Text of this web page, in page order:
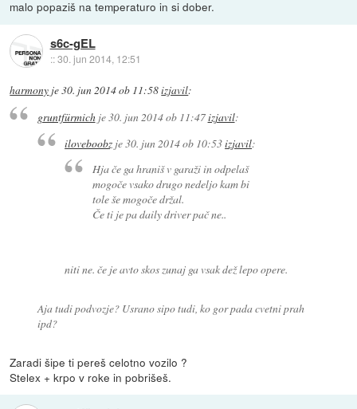
malo popaziš na temperaturo in si dober.
s6c-gEL
::30. jun 2014, 12:51
harmony je30. jun 2014 ob 11:58izjavil:
gruntfürmichje30. jun 2014 ob 11:47izjavil:
iloveboobz je30. jun 2014 ob 10:53izjavil:
Hja če ga hraniš v garaži in odpelaš
mogoče vsako drugo nedeljo kam bi
tole še mogoče držal.
Če ti je pa daily driver pač ne..
niti ne. če je avto skos zunaj ga vsak dež lepo opere.
Aja tudi podvozje? Usrano sipo tudi, ko gor pada cvetni prah
ipd?
Zaradi šipe ti pereš celotno vozilo ?
Stelex + krpo v roke in pobrišeš.